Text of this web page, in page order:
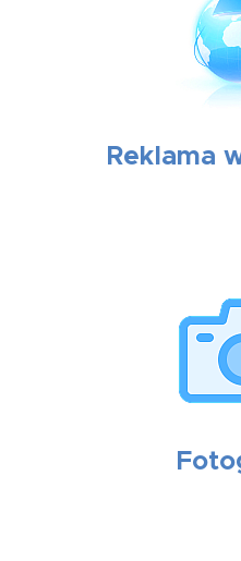
Reklama